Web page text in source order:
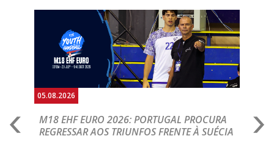
05.08.2026
M18 EHF EURO 2026: PORTUGAL PROCURA
REGRESSAR AOS TRIUNFOS FRENTE À SUÉCIA